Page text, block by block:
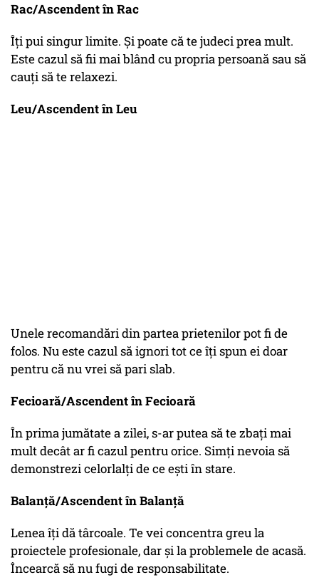
Rac/Ascendent în Rac
Îți pui singur limite. Și poate că te judeci prea mult.
Este cazul să fii mai blând cu propria persoană sau să
cauți să te relaxezi.
Leu/Ascendent în Leu
Unele recomandări din partea prietenilor pot fi de
folos. Nu este cazul să ignori tot ce îți spun ei doar
pentru că nu vrei să pari slab.
Fecioară/Ascendent în Fecioară
În prima jumătate a zilei, s-ar putea să te zbați mai
mult decât ar fi cazul pentru orice. Simți nevoia să
demonstrezi celorlalți de ce ești în stare.
Balanță/Ascendent în Balanță
Lenea îți dă târcoale. Te vei concentra greu la
proiectele profesionale, dar și la problemele de acasă.
Încearcă să nu fugi de responsabilitate.